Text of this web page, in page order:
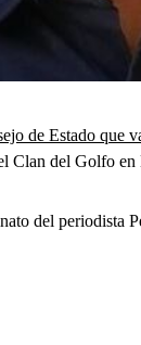
de Estado que
Clan del Golfo
del periodista